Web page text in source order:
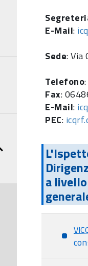
E-Mail:
Sede: Via
Telefono
Fax:
E-Mail:
PEC:
a